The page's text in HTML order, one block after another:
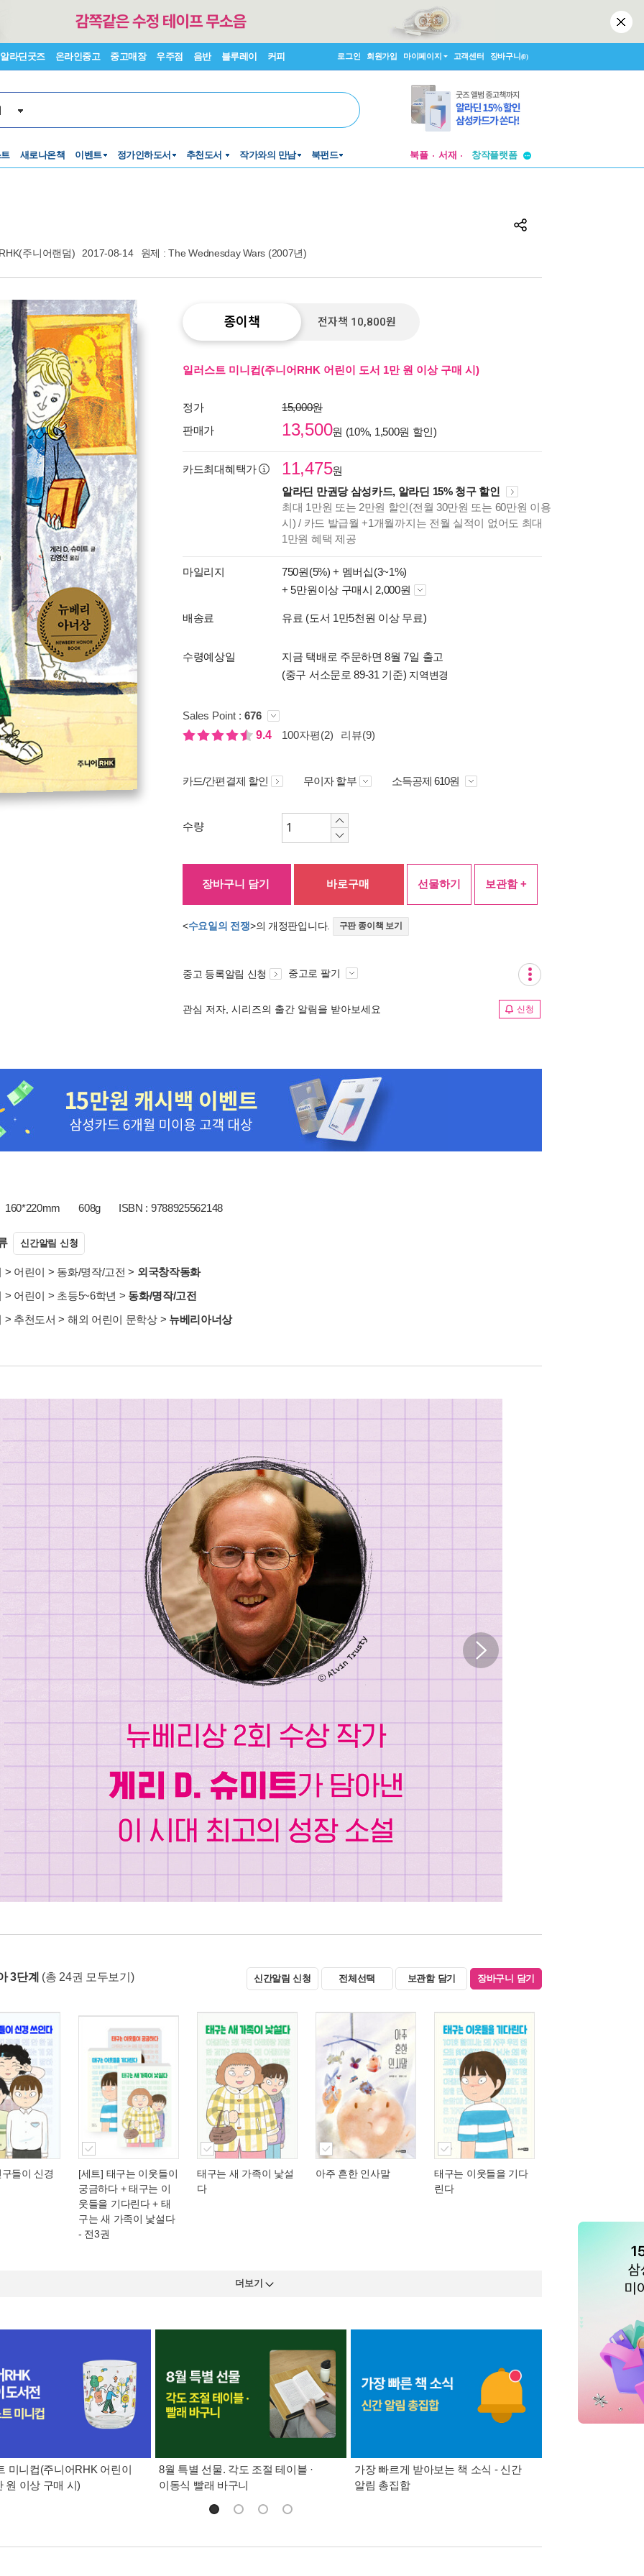
알라딘굿즈 온라인중고 중고매장 우주점 음반 블루레이 커피 로그인 회원가입 마이페이지 고객센터 장바구니(0)
새로나온책 이벤트 정가인하도서 추천도서 작가와의 만남 북펀드 북플 서재
창작플랫폼
주니어랜덤) 2017-08-14 원제 : The Wednesday Wars (2007년)
종이책 전자책 10,800원
일러스트 미니컵(주니어RHK 어린이 도서 1만 원 이상 구매 시)
정가
15,000원
판매가
13,500원 (10%, 1,500원 할인)
카드최대혜택가 11,475원
알라딘 만권당 삼성카드, 알라딘 15% 청구 할인
최대 1만원 또는 2만원 할인(전월 30만원 또는 60만원 이용
시) / 카드 발급월 +1개월까지는 전월 실적이 없어도 최대
1만원 혜택 제공
마일리지 750원(5%) + 멤버십(3~1%)
+ 5만원이상 구매시 2,000원
배송료 유료 (도서 1만5천원 이상 무료)
수령예상일
지금 택배로 주문하면 8월 7일 출고
(중구 서소문로 89-31 기준) 지역변경
Sales Point : 676
9.4
100자평(2) 리뷰(9)
카드/간편결제 할인 무이자 할부 소득공제 610원
수량
장바구니 담기 바로구매 선물하기 보관함 +
<수요일의 전쟁>의 개정판입니다. 구판 종이책 보기
중고 등록알림 신청 중고로 팔기
관심 저자, 시리즈의 출간 알림을 받아보세요 신청
160*220mm 608g ISBN : 9788925562148
신간알림 신청
> 어린이 > 동화/명작/고전 > 외국창작동화
> 어린이 > 초등5~6학년 > 동화/명작/고전
> 추천도서 > 해외 어린이 문학상> 뉴베리아너상
3단계 (총 24권 모두보기) 신간알림 신청 전체선택 보관함 담기 장바구니 담기
들이 신경
[세트] 태구는 이웃들이
궁금하다 + 태구는 이
웃들을 기다린다 + 태
구는 새 가족이 낯설다
- 전3권
태구는 새 가족이 낯설
다
아주 흔한 인사말
태구는 이웃들을 기다
린다
더보기
미니컵(주니어RHK 어린이
원 이상 구매 시)
8월 특별 선물. 각도 조절 테이블 ·
이동식 빨래 바구니
가장 빠르게 받아보는 책 소식 - 신간
알림 총집합